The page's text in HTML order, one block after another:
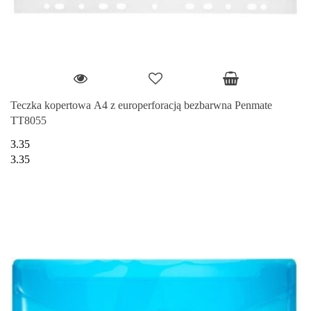
Teczka kopertowa A4 z europerforacją bezbarwna Penmate
TT8055
3.35
3.35